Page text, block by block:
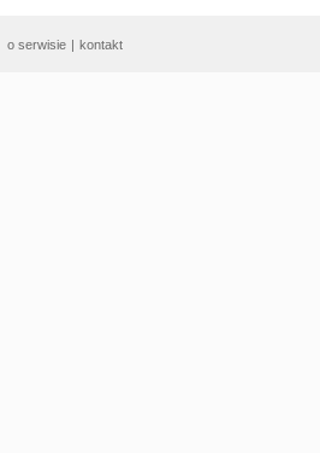
o serwisie | kontakt